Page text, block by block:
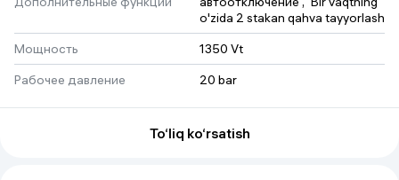
o'zida 2 stakan qahva tayyorlash
Мощность
1350 Vt
Рабочее давление
20 bar
Резервуар для воды
1.5 L
sensor
To‘liq ko‘rsatish